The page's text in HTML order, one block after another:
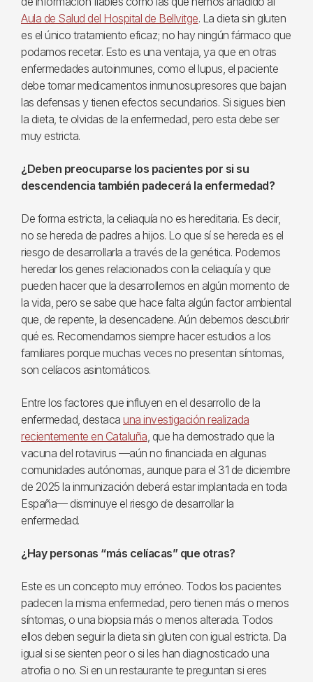
Aula de Salud del Hospital de Bellvitge. La dieta sin gluten
es el único tratamiento eficaz; no hay ningún fármaco que
podamos recetar. Esto es una ventaja, ya que en otras
enfermedades autoinmunes, como el lupus, el paciente
debe tomar medicamentos inmunosupresores que bajan
las defensas y tienen efectos secundarios. Si sigues bien
la dieta, te olvidas de la enfermedad, pero esta debe ser
muy estricta.
¿Deben preocuparse los pacientes por si su
descendencia también padecerá la enfermedad?
De forma estricta, la celiaquía no es hereditaria. Es decir,
no se hereda de padres a hijos. Lo que sí se hereda es el
riesgo de desarrollarla a través de la genética. Podemos
heredar los genes relacionados con la celiaquía y que
pueden hacer que la desarrollemos en algún momento de
la vida, pero se sabe que hace falta algún factor ambiental
que, de repente, la desencadene. Aún debemos descubrir
qué es. Recomendamos siempre hacer estudios a los
familiares porque muchas veces no presentan síntomas,
son celíacos asintomáticos.
Entre los factores que influyen en el desarrollo de la
enfermedad, destaca una investigación realizada
recientemente en Cataluña, que ha demostrado que la
vacuna del rotavirus —aún no financiada en algunas
comunidades autónomas, aunque para el 31 de diciembre
de 2025 la inmunización deberá estar implantada en toda
España— disminuye el riesgo de desarrollar la
enfermedad.
¿Hay personas “más celíacas” que otras?
Este es un concepto muy erróneo. Todos los pacientes
padecen la misma enfermedad, pero tienen más o menos
síntomas, o una biopsia más o menos alterada. Todos
ellos deben seguir la dieta sin gluten con igual estricta. Da
igual si se sienten peor o si les han diagnosticado una
atrofia o no. Si en un restaurante te preguntan si eres